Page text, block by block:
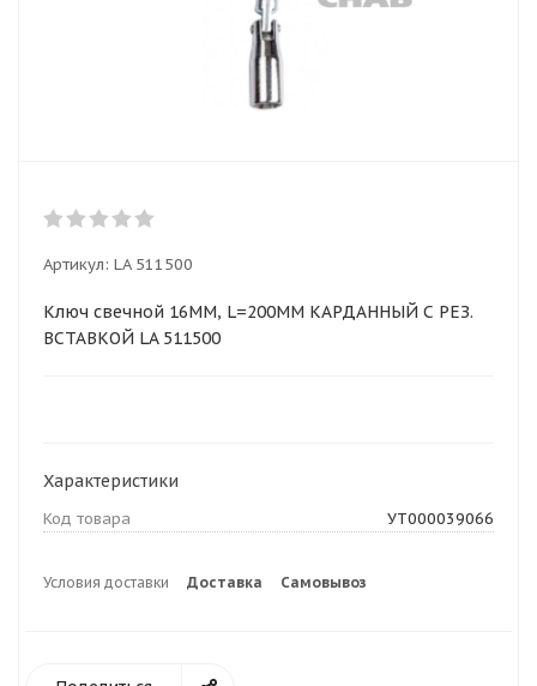
Артикул: LA 511500
Ключ свечной 16ММ, L=200MM КАРДАННЫЙ С РЕЗ.
ВСТАВКОЙ LA 511500
Характеристики
Код товара УТ000039066
Условия доставки Доставка Самовывоз